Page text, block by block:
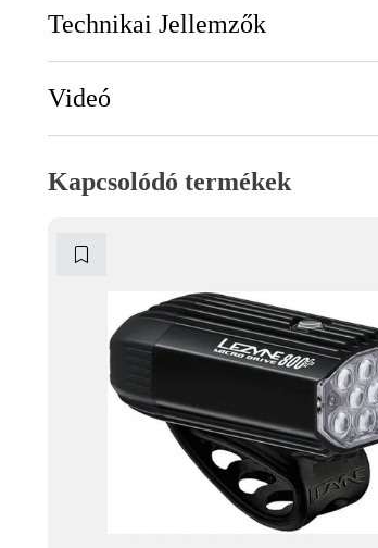
Technikai Jellemzők
Videó
Kapcsolódó termékek